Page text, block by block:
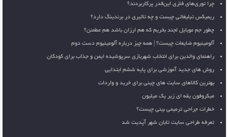
چرا توری‌های فلزی این‌قدر پرکاربردند؟
ریمیکس تبلیغاتی چیست و چه تاثیری در برندینگ دارد؟
چطور جم موبایل لجند بخریم که هم ارزان باشد هم مطمئن؟
آلومینیوم ضایعات چیست؟ | همه چیز درباره آلومینیوم دست دوم
راهنمای والدین برای انتخاب شهربازی سرپوشیده ایمن و جذاب برای کودکان
روش های جدید آموزشی برای پایه ششم ابتدایی
بهترین کالاهای سایت های چینی برای خرید و واردات
میکروفون یقه ای زیر یک میلیون
خطرات جراحی ترمیمی بینی چیست؟
تعرفه طراحی سایت تابان شهر آپدیت شد